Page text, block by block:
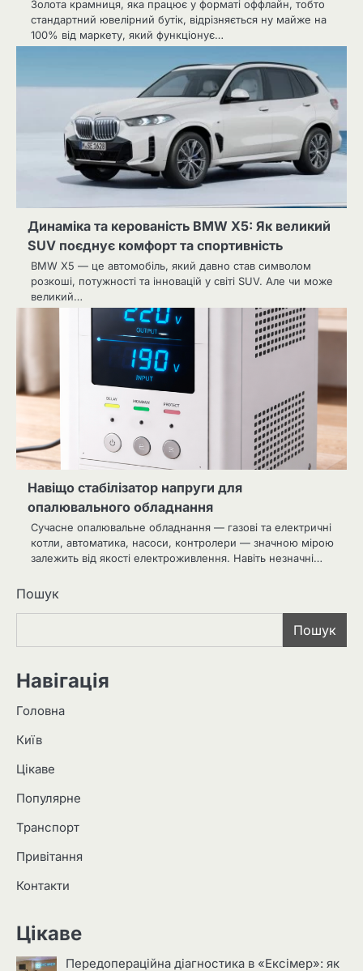
Золота крамниця, яка працює у форматі оффлайн, тобто
стандартний ювелірний бутік, відрізняється ну майже на
100% від маркету, який функціонує…
Динаміка та керованість BMW X5: Як великий
SUV поєднує комфорт та спортивність
BMW X5 — це автомобіль, який давно став символом
розкоші, потужності та інновацій у світі SUV. Але чи може
великий…
Навіщо стабілізатор напруги для
опалювального обладнання
Сучасне опалювальне обладнання — газові та електричні
котли, автоматика, насоси, контролери — значною мірою
залежить від якості електроживлення. Навіть незначні…
Пошук
Пошук
Навігація
Головна
Київ
Цікаве
Популярне
Транспорт
Привітання
Контакти
Цікаве
Передопераційна діагностика в «Ексімер»: як